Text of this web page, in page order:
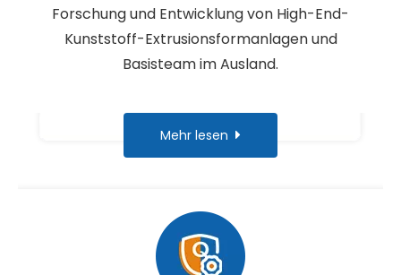
Forschung und Entwicklung von High-End-
Kunststoff-Extrusionsformanlagen und
Basisteam im Ausland.
Mehr lesen